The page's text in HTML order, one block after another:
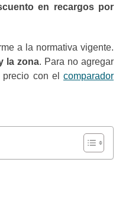
en recargos por
a la normativa vigente.
la zona. Para no agregar
con el comparador